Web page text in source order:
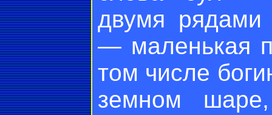
двумя
— маленькая
том числе
земном